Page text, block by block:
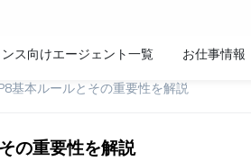
ス向けエージェント一覧 お仕事情報
基本ルールとその重要性を解説
の重要性を解説